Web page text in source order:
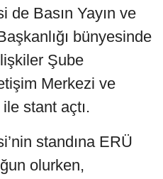
de Basın Yayın ve
bünyesinde
Şube
Merkezi ve
stant açtı.
standına ERÜ
olurken,